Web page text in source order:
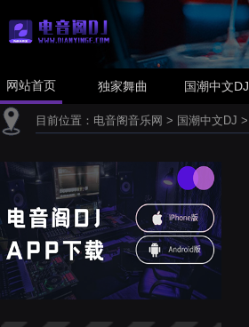
网站首页 独家舞曲 国潮中文DJ
目前位置： 电音阁音乐网 > 国潮中文DJ >